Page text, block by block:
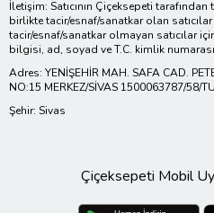
İletişim: Satıcının Çiçeksepeti
birlikte tacir/esnaf/sanatkar olan
tacir/esnaf/sanatkar olmayan satıcılar
bilgisi, ad, soyad ve T.C. kimlik
Adres: YENİŞEHİR MAH. SAFA CAD.
NO:15 MERKEZ/SİVAS 1500063787/58/
Şehir: Sivas
Çiçeksepeti Mobil